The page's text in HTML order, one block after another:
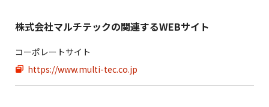
株式会社マルチテックの関連するWEBサイト
コーポレートサイト
https://www.multi-tec.co.jp